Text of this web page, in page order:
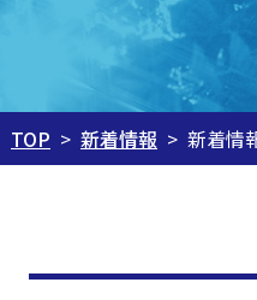
TOP > 新着情報 > 新着情